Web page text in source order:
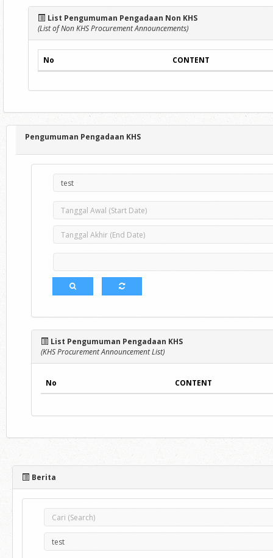
List Pengumuman Pengadaan Non KHS
(List of Non KHS Procurement Announcements)
No CONTENT
Pengumuman Pengadaan KHS
List Pengumuman Pengadaan KHS
(KHS Procurement Announcement List)
No CONTENT
Berita